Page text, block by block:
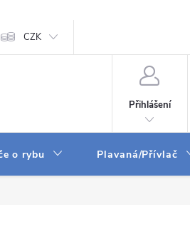
Zpracování osobních údajů
CZK
Přihlášení
o rybu Plavaná/Přívlač